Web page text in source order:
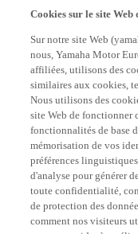
Cookies sur le site
Sur notre site Web
nous, Yamaha Motor
affiliées, utilisons des
similaires aux cookies,
Nous utilisons des
site Web de fonctionner
fonctionnalités de base
mémorisation de vos
préférences
d'analyse pour générer
toute confidentialité,
de protection des
comment nos visiteurs